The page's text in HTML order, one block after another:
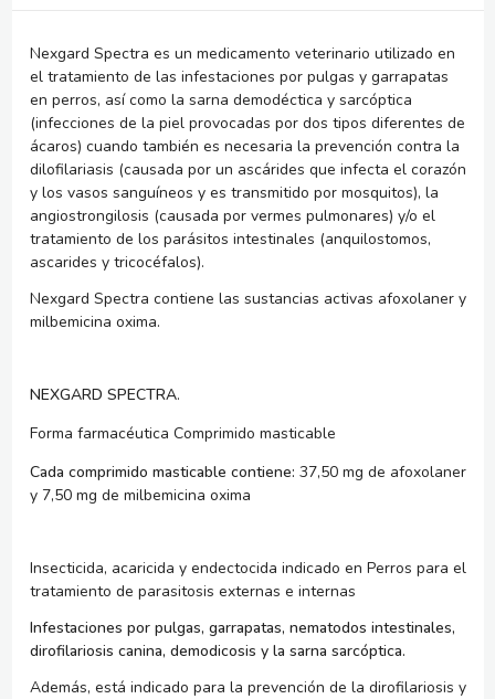
Nexgard Spectra es un medicamento veterinario utilizado en
el tratamiento de las infestaciones por pulgas y garrapatas
en perros, así como la sarna demodéctica y sarcóptica
(infecciones de la piel provocadas por dos tipos diferentes de
ácaros) cuando también es necesaria la prevención contra la
dilofilariasis (causada por un ascárides que infecta el corazón
y los vasos sanguíneos y es transmitido por mosquitos), la
angiostrongilosis (causada por vermes pulmonares) y/o el
tratamiento de los parásitos intestinales (anquilostomos,
ascarides y tricocéfalos).
Nexgard Spectra contiene las sustancias activas afoxolaner y
milbemicina oxima.
NEXGARD SPECTRA.
Forma farmacéutica Comprimido masticable
Cada comprimido masticable contiene: 37,50 mg de afoxolaner
y 7,50 mg de milbemicina oxima
Insecticida, acaricida y endectocida indicado en Perros para el
tratamiento de parasitosis externas e internas
Infestaciones por pulgas, garrapatas, nematodos intestinales,
dirofilariosis canina, demodicosis y la sarna sarcóptica.
Además, está indicado para la prevención de la dirofilariosis y